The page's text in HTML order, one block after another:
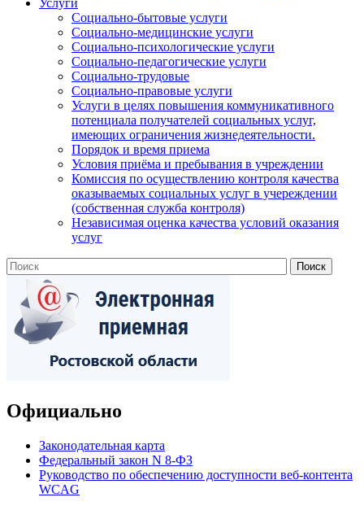
Услуги
Социально-бытовые услуги
Социально-медицинские услуги
Социально-психологические услуги
Социально-педагогические услуги
Социально-трудовые
Социально-правовые услуги
Услуги в целях повышения коммуникативного
потенциала получателей социальных услуг,
имеющих ограничения жизнедеятельности.
Порядок и время приема
Условия приёма и пребывания в учреждении
Комиссия по осуществлению контроля качества
оказываемых социальных услуг в учереждении
(собственная служба контроля)
Независимая оценка качества условий оказания
услуг
Официально
Законодательная карта
Федеральный закон N 8-ФЗ
Руководство по обеспечению доступности веб-контента
WCAG